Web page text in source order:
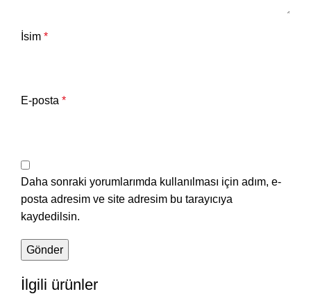
İsim *
E-posta *
Daha sonraki yorumlarımda kullanılması için adım, e-
posta adresim ve site adresim bu tarayıcıya
kaydedilsin.
İlgili ürünler